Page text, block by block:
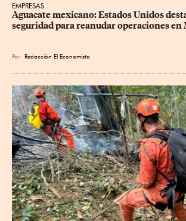
EMPRESAS
Aguacate mexicano: Estados Unidos
seguridad para reanudar operaciones en
Por Redacción El Economista